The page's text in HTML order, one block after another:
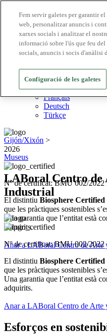
Destinacions Biosphere
Empreses Biosphere
Com valorem
Sobre nosaltres
English
Español
Português
Français
Deutsch
Türkçe
2026
Nº de certificat: BMU 002/2022
El distintiu Biosphere Certified
que les pràctiques sostenibles
Una garantia que l’entitat està
adquirits.
Anar a LABoral Centro de Arte
Gijón/Xixón >
Museus
LABoral Centro de
Industrial
Nº de certificat: BMU 002/2022
El distintiu Biosphere Certified
que les pràctiques sostenibles
Una garantia que l’entitat està
adquirits.
Anar a LABoral Centro de Arte
Esforços en
Fem servir galetes per garantir
web, personalitzar anuncis i
xarxes socials i analitzar el
informació sobre l'ús que feu
socials, anuncis i socis d'anàlisi
Configuració de les galetes